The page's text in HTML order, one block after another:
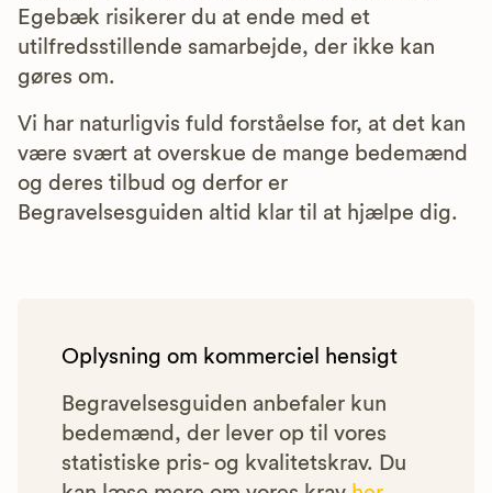
Egebæk risikerer du at ende med et
utilfredsstillende samarbejde, der ikke kan
gøres om.
Vi har naturligvis fuld forståelse for, at det kan
være svært at overskue de mange bedemænd
og deres tilbud og derfor er
Begravelsesguiden altid klar til at hjælpe dig.
Oplysning om kommerciel hensigt
Begravelsesguiden anbefaler kun
bedemænd, der lever op til vores
statistiske pris- og kvalitetskrav. Du